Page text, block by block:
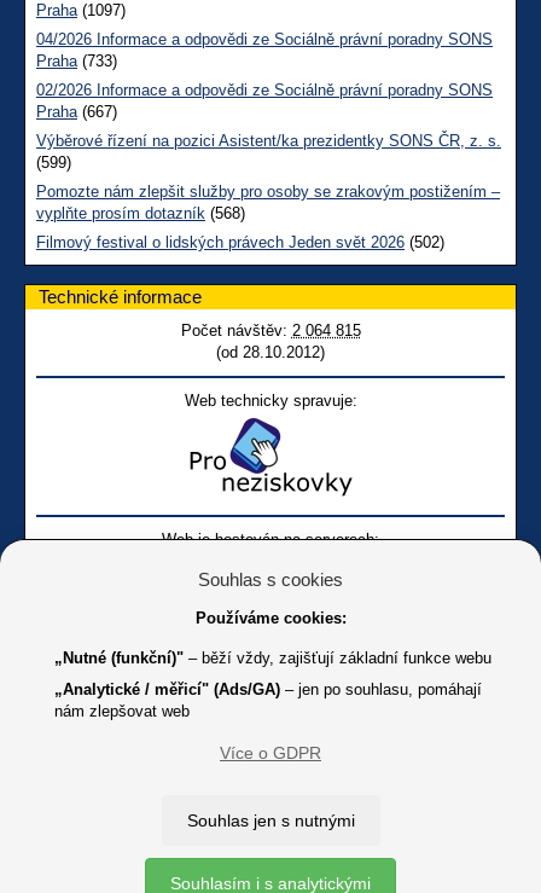
Praha(1097)
04/2026 Informace a odpovědi ze Sociálně právní poradny SONS
Praha(733)
02/2026 Informace a odpovědi ze Sociálně právní poradny SONS
Praha(667)
Výběrové řízení na pozici Asistent/ka prezidentky SONS ČR, z. s.
(599)
Pomozte nám zlepšit služby pro osoby se zrakovým postižením –
vyplňte prosím dotazník (568)
Filmový festival o lidských právech Jeden svět 2026 (502)
Technické informace
Počet návštěv: 2 064 815
(od 28.10.2012)
Web technicky spravuje:
Web je hostován na serverech:
Online
Youtube SONS
K jakémukoliv užití textů a obrázků uvedených na tomto serveru je
Copyright © 2012 - 2026 SONS ČR, z. s.
Souhlas s cookies
Používáme cookies:
„Nutné (funkční)" – běží vždy, zajišťují základní funkce webu
„Analytické / měřicí" (Ads/GA) – jen po souhlasu, pomáhají
nám zlepšovat web
Více o GDPR
Souhlas jen s nutnými
Souhlasím i s analytickými